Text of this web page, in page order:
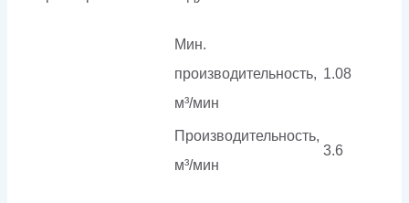
Мин.
производительность,
м³/мин
1.08
Производительность,
м³/мин
3.6